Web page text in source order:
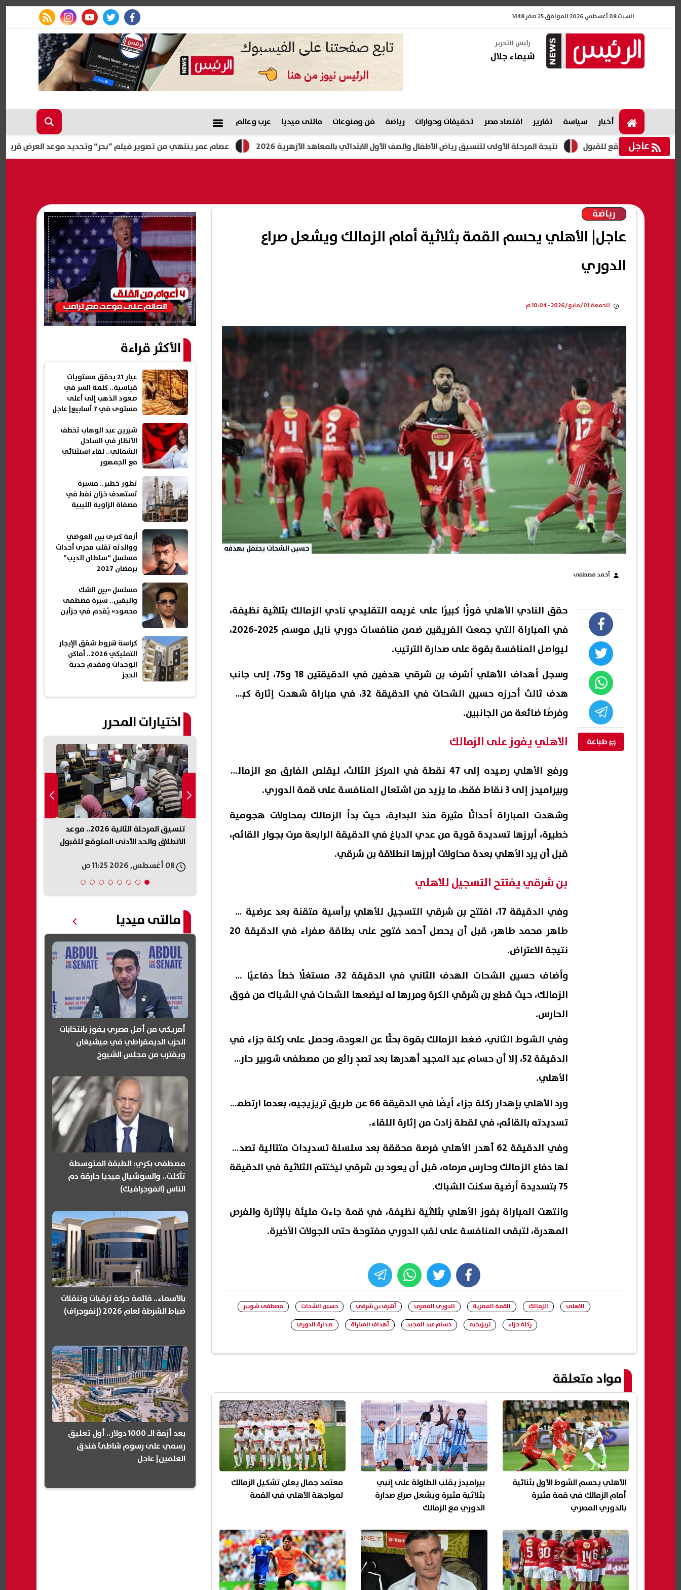
السبت 08 أغسطس 2026 الموافق 25 صفر 1448
facebook
twitter
youtube
instagram
rss feed
رئيس التحرير
شيماء جلال
أخبار سياسة تقارير اقتصاد مصر تحقيقات وحوارات رياضة فن ومنوعات مالتى ميديا عرب وعالم
عاجل عصام عمر ينتهي من تصوير فيلم “بحر” وتحديد موعد العرض قريبًا نتيجة المرحلة الأولى لتنسيق رياض الأطفال والصف الأول الابتدائي بالمعاهد الأزهرية 2026
رياضة
عاجل| الأهلي يحسم القمة بثلاثية أمام الزمالك ويشعل صراع
الدوري
الجمعة 01/مايو/2026 - 10:04 م
حسين الشحات يحتفل بهدفه
أحمد مصطفى
طباعة
حقق النادي الأهلي فوزًا كبيرًا على غريمه التقليدي نادي الزمالك بثلاثية نظيفة،
في المباراة التي جمعت الفريقين ضمن منافسات دوري نايل موسم 2025-2026،
ليواصل المنافسة بقوة على صدارة الترتيب.
وسجل أهداف الأهلي أشرف بن شرقي هدفين في الدقيقتين 18 و75، إلى جانب
هدف ثالث أحرزه حسين الشحات في الدقيقة 32، في مباراة شهدت إثارة كبيرة
وفرصًا ضائعة من الجانبين.
الأهلي يفوز على الزمالك
ورفع الأهلي رصيده إلى 47 نقطة في المركز الثالث، ليقلص الفارق مع الزمالك
وبيراميدز إلى 3 نقاط فقط، ما يزيد من اشتعال المنافسة على قمة الدوري.
وشهدت المباراة أحداثًا مثيرة منذ البداية، حيث بدأ الزمالك بمحاولات هجومية
خطيرة، أبرزها تسديدة قوية من عدي الدباغ في الدقيقة الرابعة مرت بجوار القائم،
قبل أن يرد الأهلي بعدة محاولات أبرزها انطلاقة بن شرقي.
بن شرقي يفتتح التسجيل للأهلي
وفي الدقيقة 17، افتتح بن شرقي التسجيل للأهلي برأسية متقنة بعد عرضية من
طاهر محمد طاهر، قبل أن يحصل أحمد فتوح على بطاقة صفراء في الدقيقة 20
نتيجة الاعتراض.
وأضاف حسين الشحات الهدف الثاني في الدقيقة 32، مستغلًا خطأ دفاعيًا من
الزمالك، حيث قطع بن شرقي الكرة ومررها له ليضعها الشحات في الشباك من فوق
الحارس.
وفي الشوط الثاني، ضغط الزمالك بقوة بحثًا عن العودة، وحصل على ركلة جزاء في
الدقيقة 52، إلا أن حسام عبد المجيد أهدرها بعد تصدٍ رائع من مصطفى شوبير حارس
الأهلي.
ورد الأهلي بإهدار ركلة جزاء أيضًا في الدقيقة 66 عن طريق تريزيجيه، بعدما ارتطمت
تسديدته بالقائم، في لقطة زادت من إثارة اللقاء.
وفي الدقيقة 62 أهدر الأهلي فرصة محققة بعد سلسلة تسديدات متتالية تصدى
لها دفاع الزمالك وحارس مرماه، قبل أن يعود بن شرقي ليختتم الثلاثية في الدقيقة
75 بتسديدة أرضية سكنت الشباك.
وانتهت المباراة بفوز الأهلي بثلاثية نظيفة، في قمة جاءت مليئة بالإثارة والفرص
المهدرة، لتبقى المنافسة على لقب الدوري مفتوحة حتى الجولات الأخيرة.
facebook
twitter
whats
الاهلي الزمالك القمة المصرية الدوري المصري أشرف بن شرقي حسين الشحات
مصطفى شوبير
ركلة جزاء
تريزيجيه حسام عبد المجيد أهداف المباراة صدارة الدوري
مواد متعلقة
الأهلي يحسم الشوط الأول بثنائية
أمام الزمالك في قمة مثيرة
بالدوري المصري
بيراميدز يقلب الطاولة على إنبي
بثلاثية مثيرة ويشعل صراع صدارة
الدوري مع الزمالك
معتمد جمال يعلن تشكيل الزمالك
لمواجهة الأهلي في القمة
الأكثر قراءة
عيار 21 يحقق مستويات
قياسية.. كلمة السر في
صعود الذهب إلى أعلى
مستوى في 7 أسابيع| عاجل
شيرين عبد الوهاب تخطف
الأنظار في الساحل
الشمالي.. لقاء استثنائي
مع الجمهور
تطور خطير.. مسيرة
تستهدف خزان نفط في
مصفاة الزاوية الليبية
أزمة كبرى بين العوضي
ووالدته تقلب مجرى أحداث
مسلسل “سلطان الديب”
برمضان 2027
مسلسل «بين الشك
واليقين.. سيرة مصطفى
محمود» يُقدم في جزأين
كراسة شروط شقق الإيجار
التمليكي 2026.. أماكن
الوحدات ومقدم جدية
الحجز
اختيارات المحرر
بزيادة 130 جنيها.. الذهب يسجل أكبر
مكاسب أسبوعية
جامعة العاصمة 2026.. موعد
التحويلات المناظرة وغير المناظرة
وخطوات التقديم
عيار 21 يحقق مستويات قياسية..
كلمة السر في صعود الذهب إلى
تنسيق المرحلة الثانية 2026.. موعد
الانطلاق والحد الأدنى المتوقع للقبول
مالتى ميديا
أمريكي من أصل مصري يفوز بانتخابات
الحزب الديمقراطي في ميشيغان
ويقترب من مجلس الشيوخ
مصطفى بكري: الطبقة المتوسطة
تآكلت.. والسوشيال ميديا حارقة دم
الناس (انفوجرافيك)
بالأسماء.. قائمة حركة ترقيات وتنقلات
ضباط الشرطة لعام 2026 (إنفوجراف)
بعد أزمة الـ 1000 دولار.. أول تعليق
رسمي على رسوم شاطئ فندق
العلمين| عاجل